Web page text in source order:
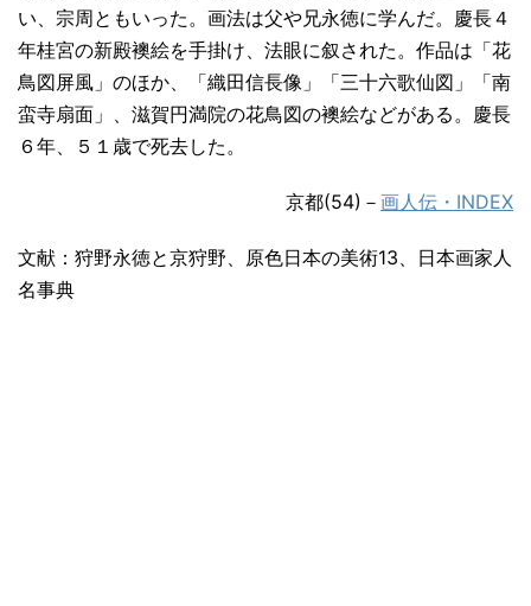
い、宗周ともいった。画法は父や兄永徳に学んだ。慶長４
年桂宮の新殿襖絵を手掛け、法眼に叙された。作品は「花
鳥図屏風」のほか、「織田信長像」「三十六歌仙図」「南
蛮寺扇面」、滋賀円満院の花鳥図の襖絵などがある。慶長
６年、５１歳で死去した。
京都(54)－ 画人伝・INDEX
文献：狩野永徳と京狩野、原色日本の美術13、日本画家人
名事典